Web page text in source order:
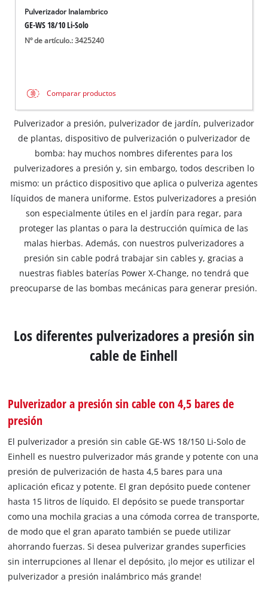
Pulverizador Inalambrico
GE-WS 18/10 Li-Solo
Nº de artículo.: 3425240
Comparar productos
Pulverizador a presión, pulverizador de jardín, pulverizador
de plantas, dispositivo de pulverización o pulverizador de
bomba: hay muchos nombres diferentes para los
pulverizadores a presión y, sin embargo, todos describen lo
mismo: un práctico dispositivo que aplica o pulveriza agentes
líquidos de manera uniforme. Estos pulverizadores a presión
son especialmente útiles en el jardín para regar, para
proteger las plantas o para la destrucción química de las
malas hierbas. Además, con nuestros pulverizadores a
presión sin cable podrá trabajar sin cables y, gracias a
nuestras fiables baterías Power X-Change, no tendrá que
preocuparse de las bombas mecánicas para generar presión.
Los diferentes pulverizadores a presión sin
cable de Einhell
Pulverizador a presión sin cable con 4,5 bares de
presión
El pulverizador a presión sin cable GE-WS 18/150 Li-Solo de
Einhell es nuestro pulverizador más grande y potente con una
presión de pulverización de hasta 4,5 bares para una
aplicación eficaz y potente. El gran depósito puede contener
hasta 15 litros de líquido. El depósito se puede transportar
como una mochila gracias a una cómoda correa de transporte,
de modo que el gran aparato también se puede utilizar
ahorrando fuerzas. Si desea pulverizar grandes superficies
sin interrupciones al llenar el depósito, ¡lo mejor es utilizar el
pulverizador a presión inalámbrico más grande!